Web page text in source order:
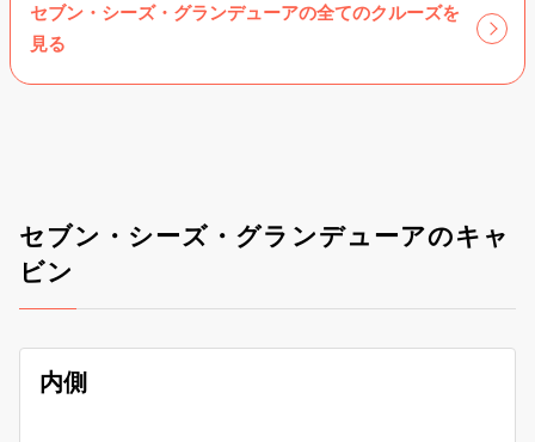
セブン・シーズ・グランデューアの全てのクルーズを
見る
セブン・シーズ・グランデューアのキャ
ビン
内側